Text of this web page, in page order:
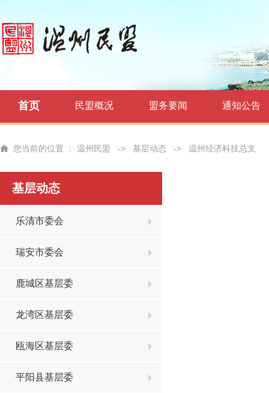
首页 民盟概况 盟务要闻 通知公告
您当前的位置 ： 温州民盟 -> 基层动态 -> 温州经济科技总支
基层动态
乐清市委会
瑞安市委会
鹿城区基层委
龙湾区基层委
瓯海区基层委
平阳县基层委